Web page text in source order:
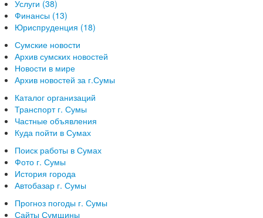
Услуги (38)
Финансы (13)
Юриспруденция (18)
Сумские новости
Архив сумских новостей
Новости в мире
Архив новостей за г.Сумы
Каталог организаций
Транспорт г. Сумы
Частные объявления
Куда пойти в Сумах
Поиск работы в Сумах
Фото г. Сумы
История города
Автобазар г. Сумы
Прогноз погоды г. Сумы
Сайты Сумщины